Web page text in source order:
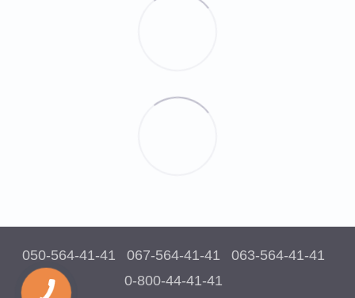
050-564-41-41 067-564-41-41
063-564-41-41
0-800-44-41-41